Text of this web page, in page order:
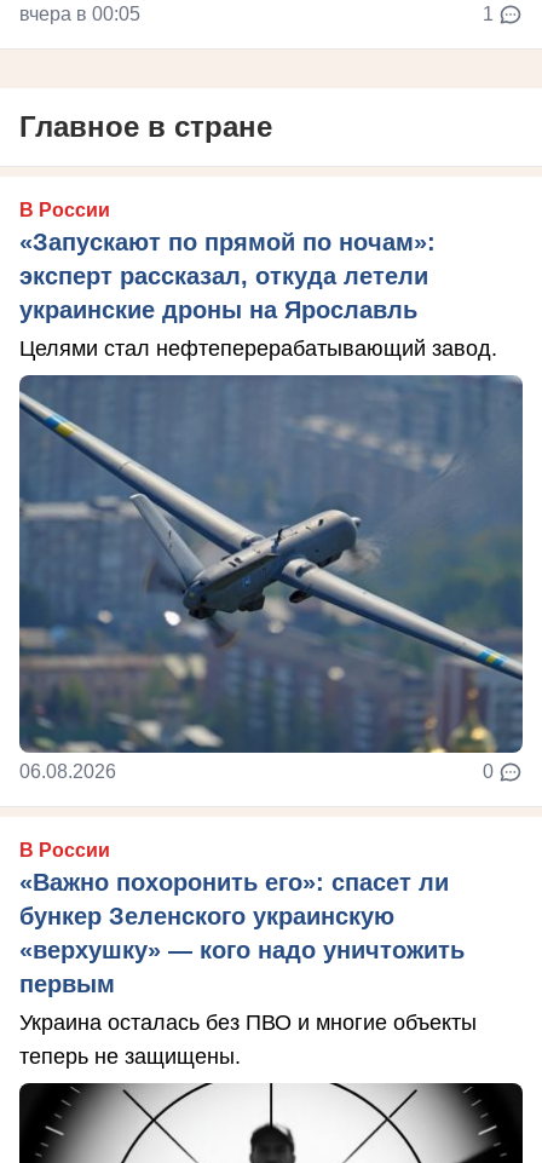
вчера в 00:05 1
Главное в стране
В России
«Запускают по прямой по ночам»:
эксперт рассказал, откуда летели
украинские дроны на Ярославль
Целями стал нефтеперерабатывающий завод.
06.08.2026 0
В России
«Важно похоронить его»: спасет ли
бункер Зеленского украинскую
«верхушку» — кого надо уничтожить
первым
Украина осталась без ПВО и многие объекты
теперь не защищены.